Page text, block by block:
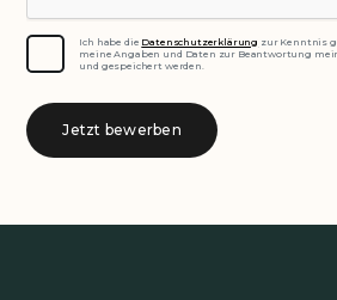
Ich habe die Datenschutzerklärung zur Kenntnis
meine Angaben und Daten zur Beantwortung
und gespeichert werden.